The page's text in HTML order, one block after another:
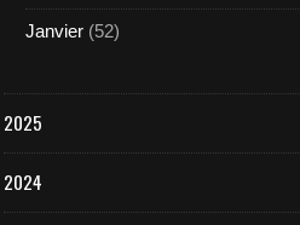
Janvier (52)
2025
2024